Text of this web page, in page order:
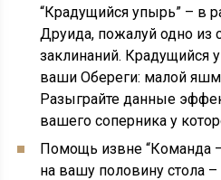
“Крадущийся упырь” – в
Друида, пожалуй одно из
заклинаний. Крадущийся
ваши Обереги: малой
Разыграйте данные
вашего соперника у
Помощь извне “Команда
на вашу половину стола